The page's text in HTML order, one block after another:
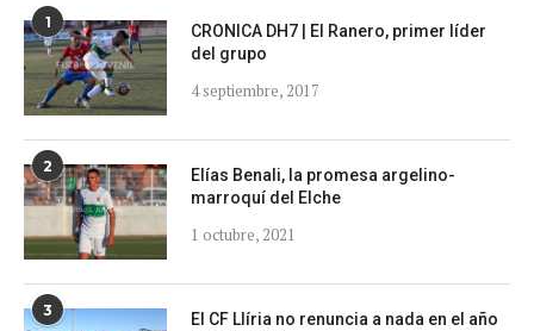
1
CRONICA DH7 | El Ranero, primer líder
del grupo
4 septiembre, 2017
2
Elías Benali, la promesa argelino-
marroquí del Elche
1 octubre, 2021
3
El CF Llíria no renuncia a nada en el año